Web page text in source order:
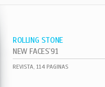
ROLLING STONE
NEW FACES`91
REVISTA, 114 PAGINAS